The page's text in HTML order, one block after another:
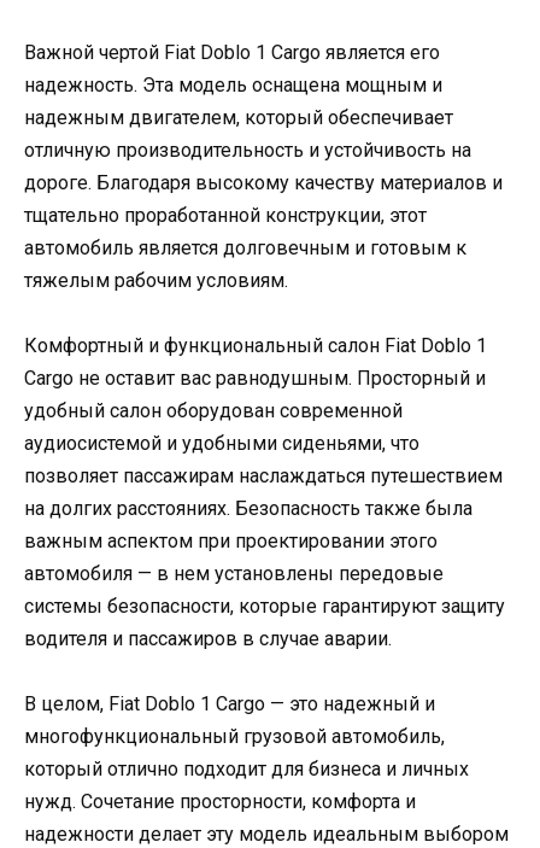
Важной чертой Fiat Doblo 1 Cargo является его
надежность. Эта модель оснащена мощным и
надежным двигателем, который обеспечивает
отличную производительность и устойчивость на
дороге. Благодаря высокому качеству материалов и
тщательно проработанной конструкции, этот
автомобиль является долговечным и готовым к
тяжелым рабочим условиям.
Комфортный и функциональный салон Fiat Doblo 1
Cargo не оставит вас равнодушным. Просторный и
удобный салон оборудован современной
аудиосистемой и удобными сиденьями, что
позволяет пассажирам наслаждаться путешествием
на долгих расстояниях. Безопасность также была
важным аспектом при проектировании этого
автомобиля — в нем установлены передовые
системы безопасности, которые гарантируют защиту
водителя и пассажиров в случае аварии.
В целом, Fiat Doblo 1 Cargo — это надежный и
многофункциональный грузовой автомобиль,
который отлично подходит для бизнеса и личных
нужд. Сочетание просторности, комфорта и
надежности делает эту модель идеальным выбором